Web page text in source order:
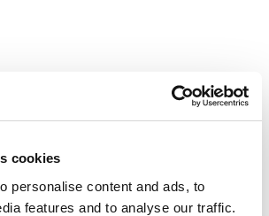
cookies
personalise content and ads, to
features and to analyse our traffic.
Park Joplin Court, Crownhill
41